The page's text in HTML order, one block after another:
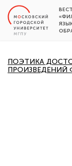
ПОЭТИКА
ПРОИЗВЕДЕНИЙ